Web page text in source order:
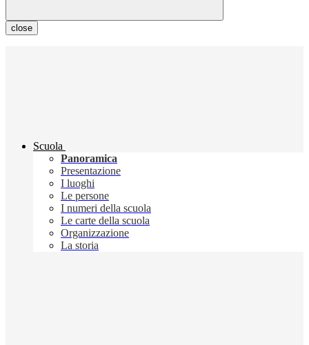
close
Scuola
Panoramica
Presentazione
I luoghi
Le persone
I numeri della scuola
Le carte della scuola
Organizzazione
La storia